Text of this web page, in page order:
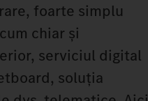
foarte simplu
chiar și
serviciul digital
soluția